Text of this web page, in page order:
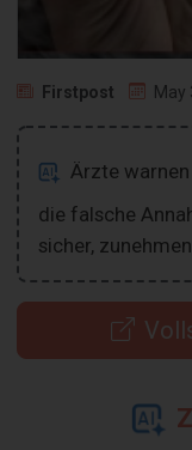
Firstpost May
Ärzte
die falsche
sicher,